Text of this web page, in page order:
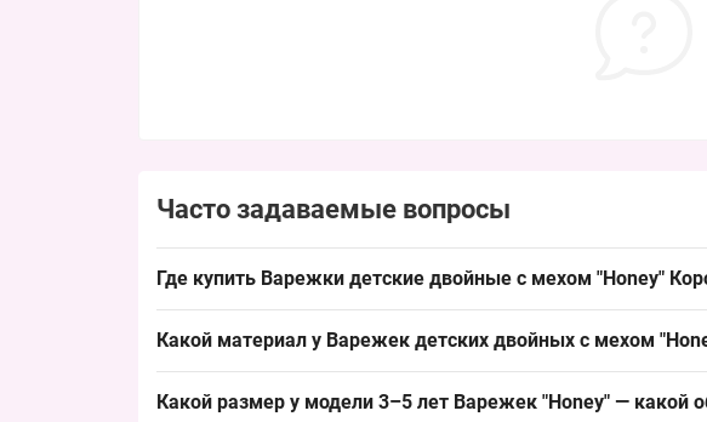
Часто задаваемые вопросы
Где купить Варежки детские двойные с мехом "Honey"
спросом в зимний сезон и обеспечивает быстрый оборот товара у
Какой материал у Варежек детских двойных с мехом
тепло и соответствует зимнему ассортименту, обеспечивая
Какой размер у модели 3–5 лет Варежек "Honey" — какой